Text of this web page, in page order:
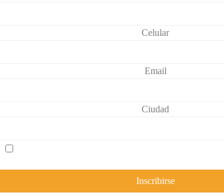
Celular
Email
Ciudad